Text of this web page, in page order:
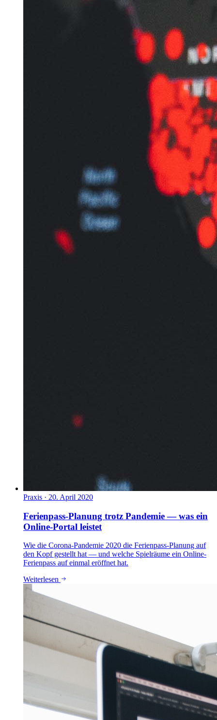
Praxis · 20. April 2020
Ferienpass-Planung trotz Pandemie — was ein
Online-Portal leistet
Wie die Corona-Pandemie 2020 die Ferienpass-Planung auf
den Kopf gestellt hat — und welche Spielräume ein Online-
Ferienpass auf einmal eröffnet hat.
Weiterlesen